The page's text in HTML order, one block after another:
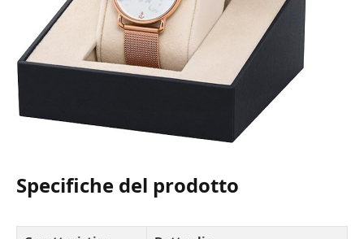
Specifiche del prodotto